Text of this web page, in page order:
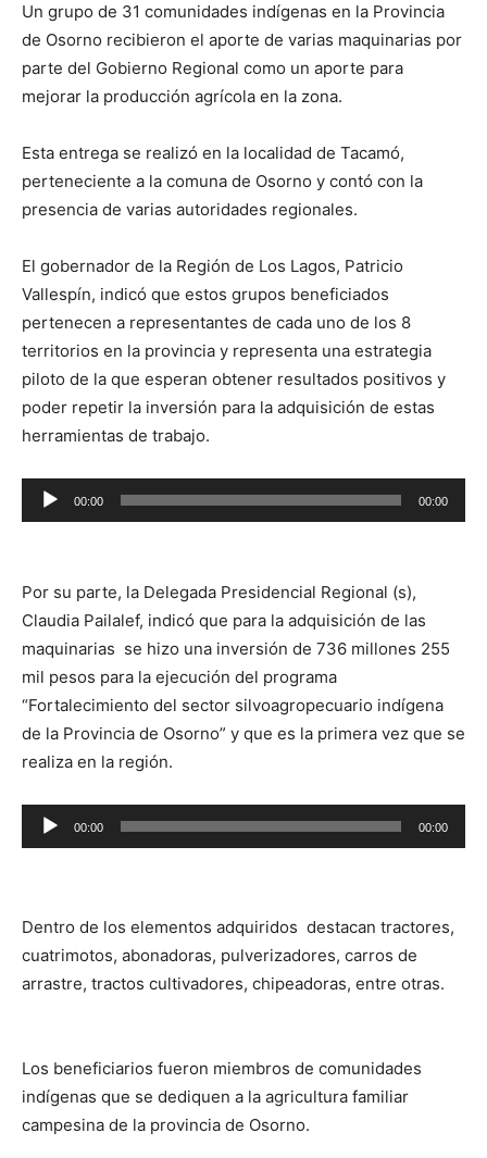
Un grupo de 31 comunidades indígenas en la Provincia
de Osorno recibieron el aporte de varias maquinarias por
parte del Gobierno Regional como un aporte para
mejorar la producción agrícola en la zona.
Esta entrega se realizó en la localidad de Tacamó,
perteneciente a la comuna de Osorno y contó con la
presencia de varias autoridades regionales.
El gobernador de la Región de Los Lagos, Patricio
Vallespín, indicó que estos grupos beneficiados
pertenecen a representantes de cada uno de los 8
territorios en la provincia y representa una estrategia
piloto de la que esperan obtener resultados positivos y
poder repetir la inversión para la adquisición de estas
herramientas de trabajo.
Reproductor
de
00:00 00:00
Por su parte, la Delegada Presidencial Regional (s),
Claudia Pailalef, indicó que para la adquisición de las
maquinarias se hizo una inversión de 736 millones 255
mil pesos para la ejecución del programa
“Fortalecimiento del sector silvoagropecuario indígena
de la Provincia de Osorno” y que es la primera vez que se
realiza en la región.
Reproductor
de
00:00 00:00
Dentro de los elementos adquiridos destacan tractores,
cuatrimotos, abonadoras, pulverizadores, carros de
arrastre, tractos cultivadores, chipeadoras, entre otras.
Los beneficiarios fueron miembros de comunidades
indígenas que se dediquen a la agricultura familiar
campesina de la provincia de Osorno.